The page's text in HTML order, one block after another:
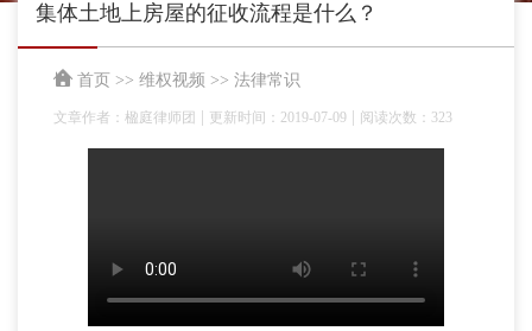
集体土地上房屋的征收流程是什么？
首页 >> 维权视频 >> 法律常识
文章作者：楹庭律师团 更新时间：2019-07-09 阅读次数：323